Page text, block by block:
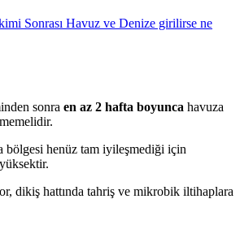
Sonrası Havuz ve Denize girilirse ne
sonra en az 2 hafta boyunca havuza
bölgesi henüz tam iyileşmediği için
dikiş hattında tahriş ve mikrobik iltihaplara